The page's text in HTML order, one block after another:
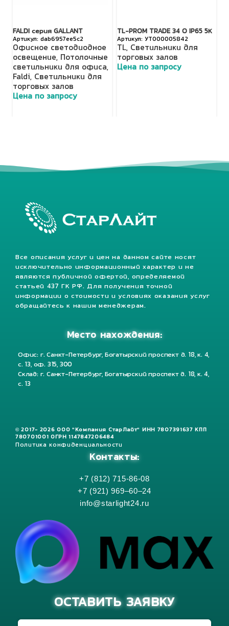
FALDI серия GALLANT
dab6957ee5c2
Офисное светодиодное
освещение, Потолочные
светильники для офиса,
Faldi, Светильники для
торговых залов
Цена по запросу
TL-PROM TRADE 34 O IP65 5К
УТ000005842
TL, Светильники для
торговых залов
Цена по запросу
Все описания услуг и цен на данном сайте носят
исключительно информационный характер и не
являются публичной офертой, определяемой
статьей 437 ГК РФ. Для получения точной
информации о стоимости и условиях оказания услуг
обращайтесь к нашим менеджерам.
Место нахождения:
Офис: г. Санкт-Петербург, Богатырский проспект д. 18, к. 4,
с. 13, оф. 315, 300
Склад: г. Санкт-Петербург, Богатырский проспект д. 18, к. 4,
с. 13
© 2017- 2026 ООО "Компания СтарЛайт" ИНН 7807391637 КПП
780701001 ОГРН 1147847206484
Политика конфиденциальности
Контакты:
+7 (812) 715-86-08
+7 (921) 969–60–24
info@starlight24.ru
ОСТАВИТЬ ЗАЯВКУ